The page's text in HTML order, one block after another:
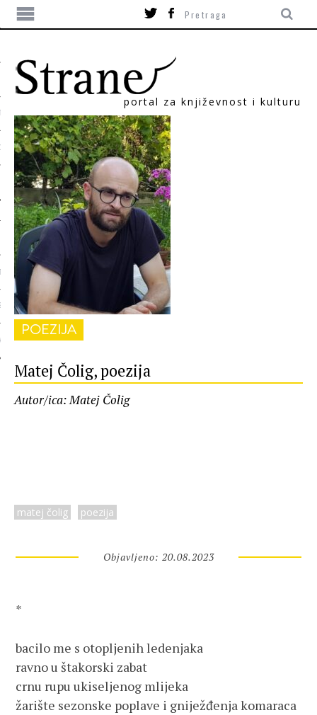
portal za književnost i kulturu
POEZIJA
Matej Čolig, poezija
Autor/ica: Matej Čolig
matej čolig poezija
Objavljeno: 20.08.2023
*
bacilo me s otopljenih ledenjaka
ravno u štakorski zabat
crnu rupu ukiseljenog mlijeka
žarište sezonske poplave i gniježđenja komaraca